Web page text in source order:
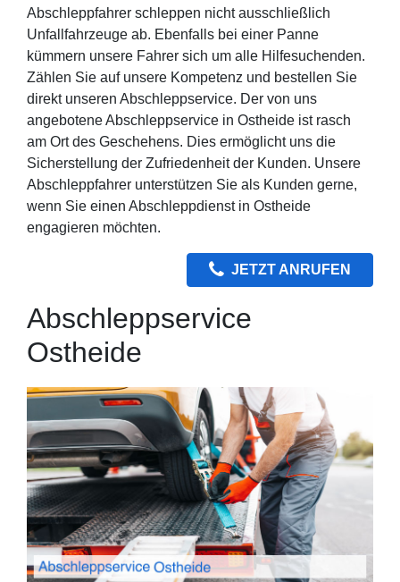
Abschleppfahrer schleppen nicht ausschließlich
Unfallfahrzeuge ab. Ebenfalls bei einer Panne
kümmern unsere Fahrer sich um alle Hilfesuchenden.
Zählen Sie auf unsere Kompetenz und bestellen Sie
direkt unseren Abschleppservice. Der von uns
angebotene Abschleppservice in Ostheide ist rasch
am Ort des Geschehens. Dies ermöglicht uns die
Sicherstellung der Zufriedenheit der Kunden. Unsere
Abschleppfahrer unterstützen Sie als Kunden gerne,
wenn Sie einen Abschleppdienst in Ostheide
engagieren möchten.
JETZT ANRUFEN
Abschleppservice
Ostheide